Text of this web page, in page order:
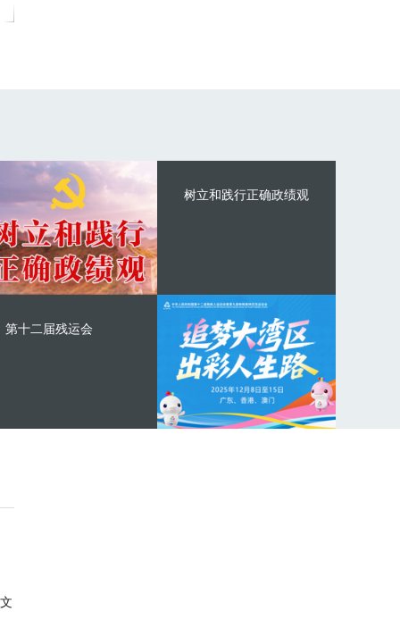
树立和践行正确政绩观
第十二届残运会